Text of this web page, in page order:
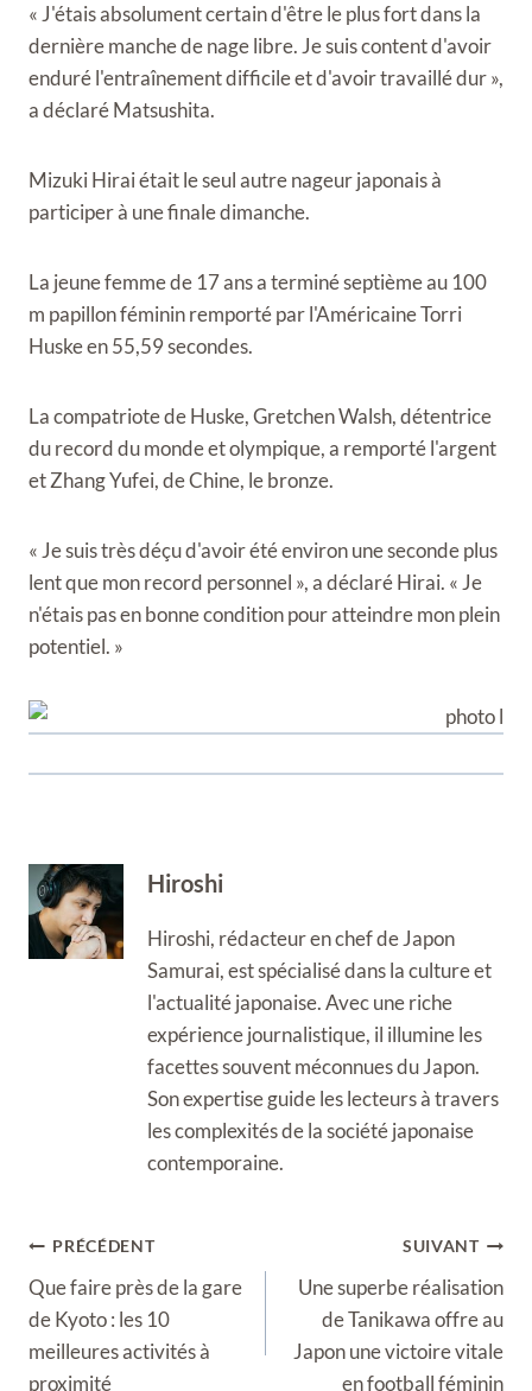
« J'étais absolument certain d'être le plus fort dans la
dernière manche de nage libre. Je suis content d'avoir
enduré l'entraînement difficile et d'avoir travaillé dur »,
a déclaré Matsushita.
Mizuki Hirai était le seul autre nageur japonais à
participer à une finale dimanche.
La jeune femme de 17 ans a terminé septième au 100
m papillon féminin remporté par l'Américaine Torri
Huske en 55,59 secondes.
La compatriote de Huske, Gretchen Walsh, détentrice
du record du monde et olympique, a remporté l'argent
et Zhang Yufei, de Chine, le bronze.
« Je suis très déçu d'avoir été environ une seconde plus
lent que mon record personnel », a déclaré Hirai. « Je
n'étais pas en bonne condition pour atteindre mon plein
potentiel. »
Hiroshi
Hiroshi, rédacteur en chef de Japon
Samurai, est spécialisé dans la culture et
l'actualité japonaise. Avec une riche
expérience journalistique, il illumine les
facettes souvent méconnues du Japon.
Son expertise guide les lecteurs à travers
les complexités de la société japonaise
contemporaine.
Navigation
de
l’article
PRÉCÉDENT
Que faire près de la gare
de Kyoto : les 10
meilleures activités à
proximité
SUIVANT
Une superbe réalisation
de Tanikawa offre au
Japon une victoire vitale
en football féminin